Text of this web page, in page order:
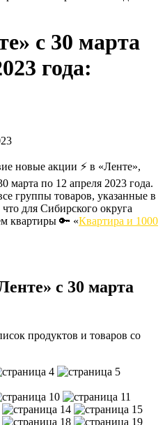
с 30 марта
года:
новые акции ⚡️ в «Ленте»,
марта по 12 апреля 2023 года.
группы товаров, указанные в
для Сибирского округа
квартиры 🔑 «Квартира и 1000
с 30 марта
продуктов и товаров со